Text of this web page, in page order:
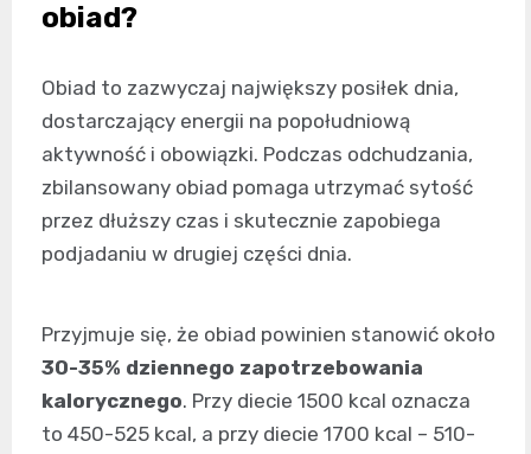
obiad?
Obiad to zazwyczaj największy posiłek dnia,
dostarczający energii na popołudniową
aktywność i obowiązki. Podczas odchudzania,
zbilansowany obiad pomaga utrzymać sytość
przez dłuższy czas i skutecznie zapobiega
podjadaniu w drugiej części dnia.
Przyjmuje się, że obiad powinien stanowić około
30-35% dziennego zapotrzebowania
kalorycznego. Przy diecie 1500 kcal oznacza
to 450-525 kcal, a przy diecie 1700 kcal – 510-